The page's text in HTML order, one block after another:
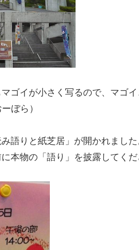
ゴイが小さく写るので、マゴ
ぼら）
語りと紙芝居」が開かれました
本物の「語り」を披露してくだ